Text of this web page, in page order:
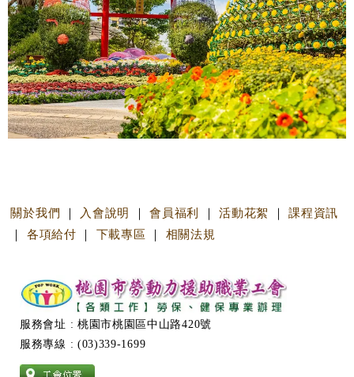
關於我們 ｜ 入會說明 ｜會員福利 ｜活動花絮 ｜課程資訊
｜ 各項給付 ｜ 下載專區 ｜ 相關法規
服務會址 : 桃園市桃園區中山路420號
服務專線 : (03)339-1699